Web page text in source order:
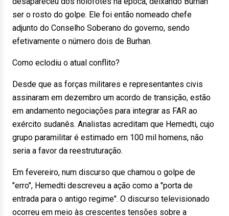
ser o rosto do golpe. Ele foi então nomeado chefe
adjunto do Conselho Soberano do governo, sendo
efetivamente o número dois de Burhan.
Como eclodiu o atual conflito?
Desde que as forças militares e representantes civis
assinaram em dezembro um acordo de transição, estão
em andamento negociações para integrar as FAR ao
exército sudanês. Analistas acreditam que Hemedti, cujo
grupo paramilitar é estimado em 100 mil homens, não
seria a favor da reestruturação.
Em fevereiro, num discurso que chamou o golpe de
"erro", Hemedti descreveu a ação como a "porta de
entrada para o antigo regime". O discurso televisionado
ocorreu em meio às crescentes tensões sobre a